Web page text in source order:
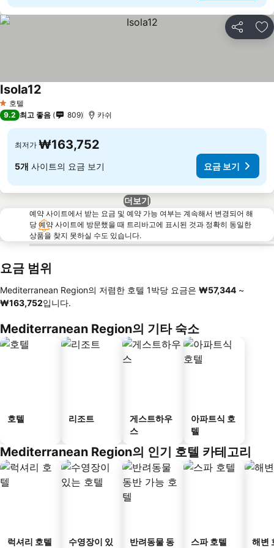
공유 즐
1 성급
호텔
Isola12
9.2 최고 좋음 809 카쉬
최저가 ₩163,752
5개 사이트의 요금 보기 요금 보기
더보기
예약 사이트에서 받는 요금 및 예약 가능 여부는 계속해서 변경되어 해
당 예약 사이트에 방문했을 때 트리바고에 표시된 것과 정확히 동일한
상품을 찾지 못하실 수도 있습니다.
요금 범위
Mediterranean Region의 저렴한 호텔 1박당 요금은 ‎₩57,344 ~
‎₩163,752입니다.
Mediterranean Region의 기타 숙소
호텔 리조트
게스트하우
스
아파트식 호
텔
Mediterranean Region의 인기 호텔 카테고리
럭셔리 호텔
수영장이 있
반려동물 동
스파 호텔 해변